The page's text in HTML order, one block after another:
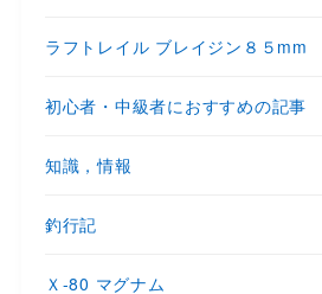
ラフトレイル ブレイジン８５mm
初心者・中級者におすすめの記事
知識，情報
釣行記
Ｘ-80 マグナム